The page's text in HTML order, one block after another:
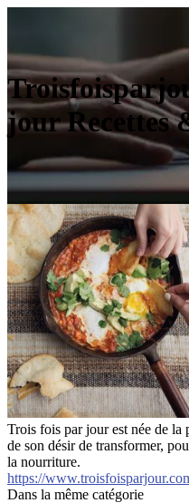
jour Recettes
Trois fois par jour est née de
de son désir de transformer,
la nourriture.
https://
Dans la même catégorie